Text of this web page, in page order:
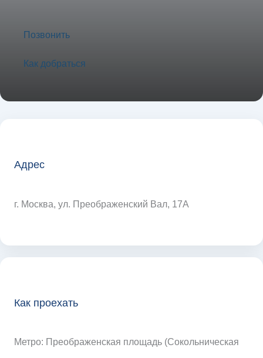
Позвонить
Как добраться
Адрес
г. Москва, ул. Преображенский Вал, 17А
Как проехать
Метро: Преображенская площадь (Сокольническая